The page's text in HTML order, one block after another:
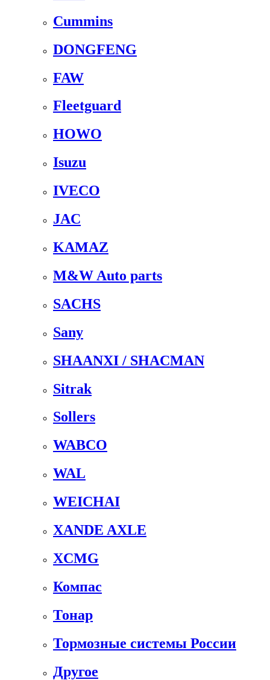
Cummins
DONGFENG
FAW
Fleetguard
HOWO
Isuzu
IVECO
JAC
KAMAZ
M&W Auto parts
SACHS
Sany
SHAANXI / SHACMAN
Sitrak
Sollers
WABCO
WAL
WEICHAI
XANDE AXLE
XCMG
Компас
Тонар
Тормозные системы России
Другое